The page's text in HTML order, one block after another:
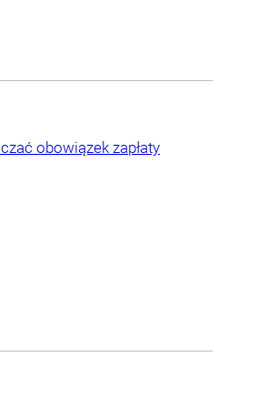
obowiązek zapłaty